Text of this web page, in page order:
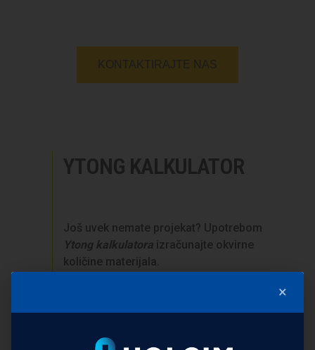
KONTAKTIRAJTE NAS
YTONG KALKULATOR
Još uvek nemate projekat? Upotrebom
Ytong kalkulatora izračunajte okvirne
količine materijala.
ŽELITE PONUDU?
×